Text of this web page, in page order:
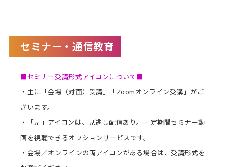
カテゴリー別
(社内研修)
コラム・取材
FAQ/問い合わせ先
お申し込み・振込要領
セミナー・通信教育
■セミナー受講形式アイコンについて■
・主に「会場（対面）受講」「Zoomオンライン受講」がご
ざいます。
・「見」アイコンは、見逃し配信あり。一定期間セミナー動
画を視聴できるオプションサービスです。
・会場／オンラインの両アイコンがある場合は、受講形式を